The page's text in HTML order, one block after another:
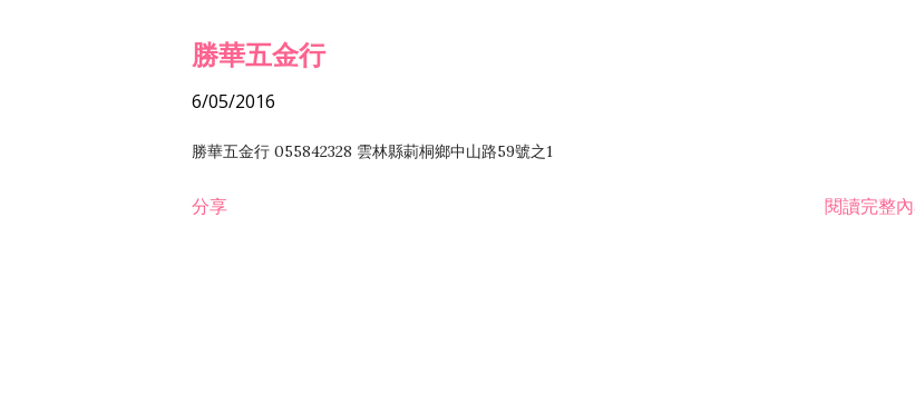
勝華五金行
6/05/2016
勝華五金行 055842328 雲林縣莿桐鄉中山路59號之1
分享 閱讀完整